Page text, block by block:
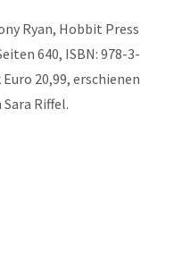
Ryan, Hobbit Press
640, ISBN: 978-3-
20,99, erschienen
Riffel.